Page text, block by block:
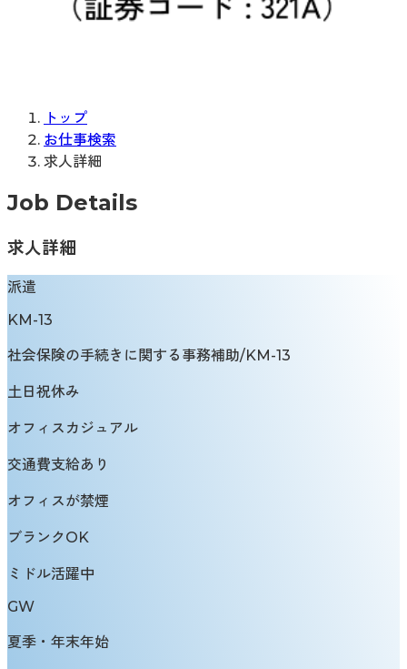
トップ
お仕事検索
求人詳細
Job Details
求人詳細
派遣
KM-13
社会保険の手続きに関する事務補助/KM-13
土日祝休み
オフィスカジュアル
交通費支給あり
オフィスが禁煙
ブランクOK
ミドル活躍中
GW
夏季・年末年始